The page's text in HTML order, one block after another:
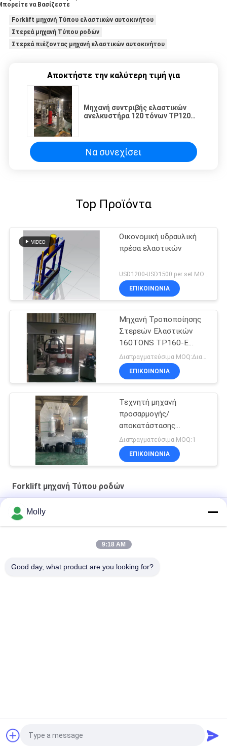
να Βασίζεστε
Forklift μηχανή Τύπου ελαστικών αυτοκινήτου
Στερεά μηχανή Τύπου ροδών
Στερεά πιέζοντας μηχανή ελαστικών αυτοκινήτου
Αποκτήστε την καλύτερη τιμή για
Μηχανή συντριβής ελαστικών
ανελκυστήρα 120 τόνων TP120
ρυθμιζόμενο πλαίσιο συντριβής
Να συνεχίσει
Top Προϊόντα
Οικονομική υδραυλική
πρέσα ελαστικών
USD1200-USD1500 per set MOQ:1 σύνολο
ΕΠΙΚΟΙΝΩΝΙΑ
Μηχανή Τροποποίησης
Στερεών Ελαστικών
160TONS TP160-E
Κινητήρας 5.5KW
ΕΠΙΚΟΙΝΩΝΙΑ
Τεχνητή μηχανή
προσαρμογής/
αποκατάστασης
ελαστικών 500 τόνων
Τεχνητή μηχανή
συντριβής στερεών
με μετασχηματιστές
CHINT, διακόπτες και
Διαπραγματεύσιμα MOQ:1
ΕΠΙΚΟΙΝΩΝΙΑ
Forklift μηχανή Τύπου ροδών
TP 250 Βιομηχανικό ανελκυστήρα
Βιομηχανική Forklift μηχανή Τύπου ελαστικών αυτοκινήτου
Μηχανή πίεσης ελαστικών φορτηγίδων βαρέων
Αίτηση κράτησης
Molly
9:18 AM
Good day, what product are you looking for?